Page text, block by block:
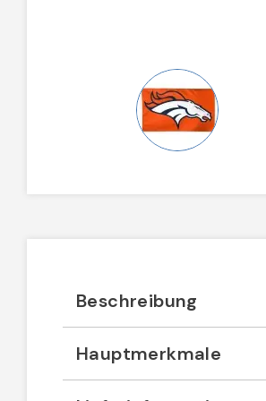
Beschreibung
Hauptmerkmale